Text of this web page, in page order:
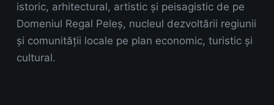
istoric, arhitectural, artistic și peisagistic de pe
Domeniul Regal Peleș, nucleul dezvoltării regiunii
și comunității locale pe plan economic, turistic și
cultural.